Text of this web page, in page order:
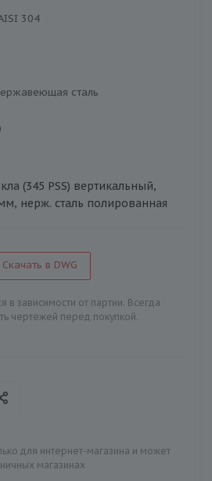
304
сталь
(345 PSS) вертикальный,
нерж. сталь полированная
Скачать в DWG
в зависимости от партии. Всегда
чертежей перед покупкой.
для интернет-магазина и может
магазинах